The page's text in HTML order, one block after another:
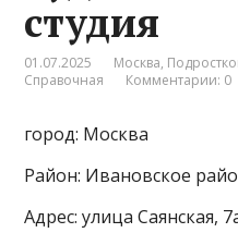
студия
01.07.2025 Москва,
Справочная
Комментарии: 0
город: Москва
Район: Ивановское
Адрес: улица Саянская,